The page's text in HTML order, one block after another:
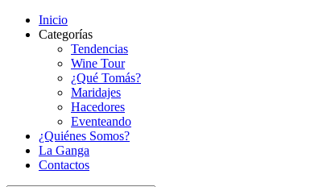
Inicio
Categorías
Tendencias
Wine Tour
¿Qué Tomás?
Maridajes
Hacedores
Eventeando
¿Quiénes Somos?
La Ganga
Contactos